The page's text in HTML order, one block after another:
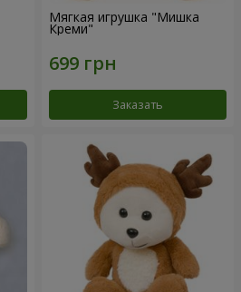
Мягкая игрушка "Мишка
Креми"
Заказать